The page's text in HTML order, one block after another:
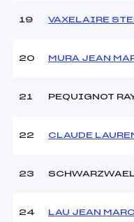
19 VAXELAIRE
20 MURA JEAN
21 PEQUIGNOT
22 CLAUDE
23
24 LAU JEAN MARC